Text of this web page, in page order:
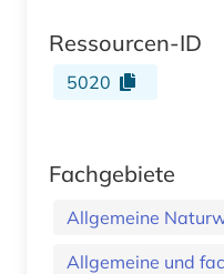
Ressourcen-ID
5020
Fachgebiete
Allgemeine
Allgemeine und